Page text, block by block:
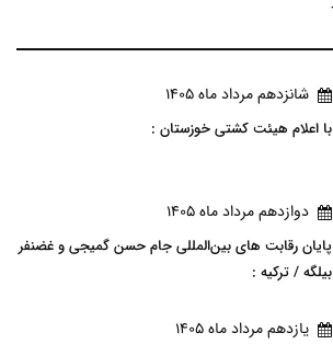
شانزدهم مرداد ماه 1405
با اعلام هیئت کشتی خوزستان :
دوازدهم مرداد ماه 1405
پایان رقابت های بین‌المللی جام حسن گمیجی و غضنفر
بیلگه / ترکیه :
يازدهم مرداد ماه 1405